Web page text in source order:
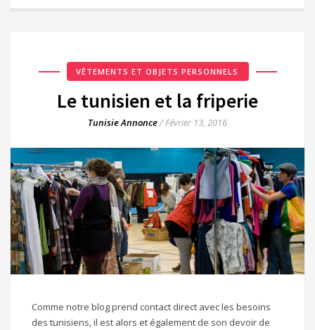
VÊTEMENTS ET OBJETS PERSONNELS
Le tunisien et la friperie
Tunisie Annonce/Février 13, 2016
Comme notre blog prend contact direct avec les besoins
des tunisiens, il est alors et également de son devoir de